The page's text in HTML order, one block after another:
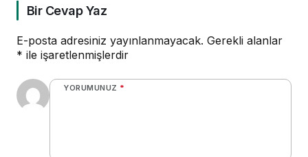
Bir Cevap Yaz
E-posta adresiniz yayınlanmayacak. Gerekli alanlar
* ile işaretlenmişlerdir
YORUMUNUZ *